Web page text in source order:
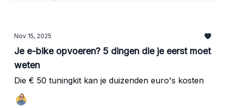
Nov 15, 2025
Je e-bike opvoeren? 5 dingen die je eerst moet
weten
Die € 50 tuningkit kan je duizenden euro's kosten